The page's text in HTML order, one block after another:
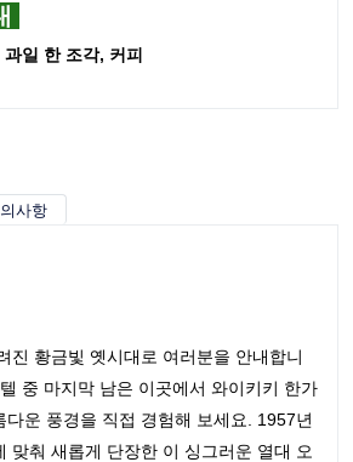
일 한 조각, 커피
사항
진 황금빛 옛시대로 여러분을 안내합니
중 마지막 남은 이곳에서 와이키키 한가
다운 풍경을 직접 경험해 보세요. 1957년
맞춰 새롭게 단장한 이 싱그러운 열대 오